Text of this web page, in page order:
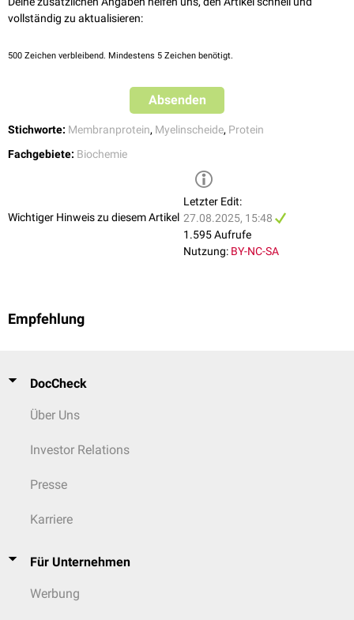
vollständig zu aktualisieren:
500 Zeichen verbleibend. Mindestens 5 Zeichen benötigt.
Absenden
Stichworte: Membranprotein, Myelinscheide, Protein
Fachgebiete: Biochemie
Wichtiger Hinweis zu diesem Artikel
Letzter Edit:
27.08.2025, 15:48
1.595 Aufrufe
Nutzung: BY-NC-SA
Empfehlung
DocCheck
Über Uns
Investor Relations
Presse
Karriere
Für Unternehmen
Werbung